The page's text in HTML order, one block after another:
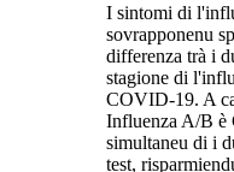
I sintomi di
sovrapponenu
differenza trà i
stagione di
COVID-19. A
Influenza A/B è
simultaneu di i
test,